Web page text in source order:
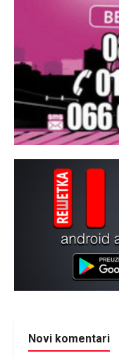
Novi komentari